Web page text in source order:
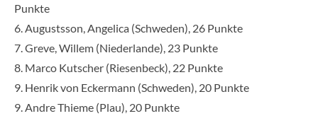
Punkte
6. Augustsson, Angelica (Schweden), 26 Punkte
7. Greve, Willem (Niederlande), 23 Punkte
8. Marco Kutscher (Riesenbeck), 22 Punkte
9. Henrik von Eckermann (Schweden), 20 Punkte
9. Andre Thieme (Plau), 20 Punkte